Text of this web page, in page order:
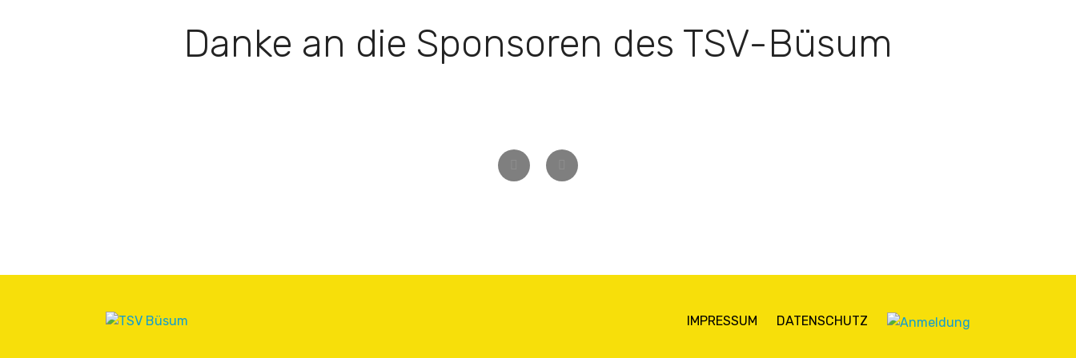
Danke an die Sponsoren des TSV-Büsum
Zurück Weiter
IMPRESSUM DATENSCHUTZ